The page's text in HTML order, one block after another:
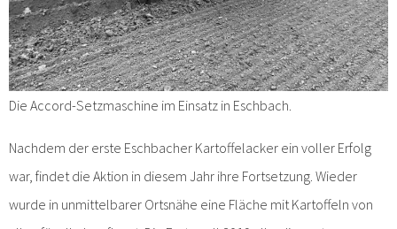
Die Accord-Setzmaschine im Einsatz in Eschbach.
Nachdem der erste Eschbacher Kartoffelacker ein voller Erfolg
war, findet die Aktion in diesem Jahr ihre Fortsetzung. Wieder
wurde in unmittelbarer Ortsnähe eine Fläche mit Kartoffeln von